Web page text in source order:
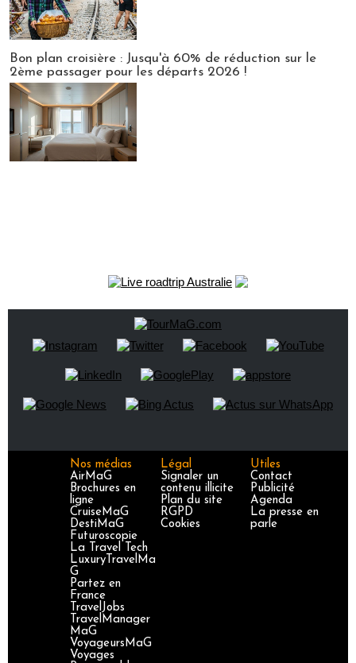
Bon plan croisière : Jusqu'à 60% de réduction sur le
2ème passager pour les départs 2026 !
Nos médias
AirMaG
Brochures en
ligne
CruiseMaG
DestiMaG
Futuroscopie
La Travel Tech
LuxuryTravelMa
G
Partez en
France
TravelJobs
TravelManager
MaG
VoyageursMaG
Voyages
Légal
Signaler un
contenu illicite
Plan du site
RGPD
Cookies
Utiles
Contact
Publicité
Agenda
La presse en
parle